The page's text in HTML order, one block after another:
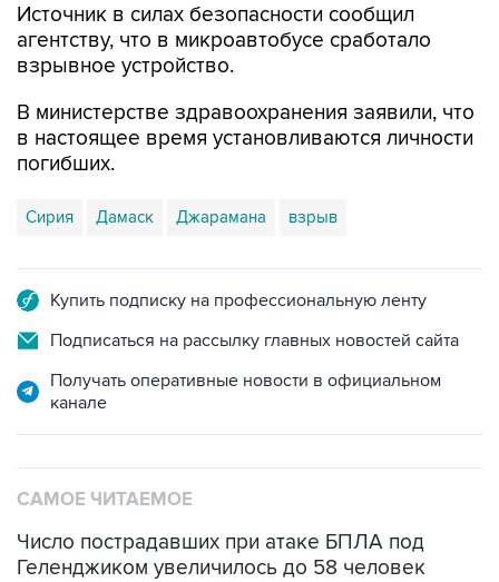
Источник в силах безопасности сообщил
агентству, что в микроавтобусе сработало
взрывное устройство.
В министерстве здравоохранения заявили, что
в настоящее время установливаются личности
погибших.
Сирия Дамаск Джарамана взрыв
Купить подписку на профессиональную ленту
Подписаться на рассылку главных новостей сайта
Получать оперативные новости в официальном
канале
САМОЕ ЧИТАЕМОЕ
Число пострадавших при атаке БПЛА под
Геленджиком увеличилось до 58 человек